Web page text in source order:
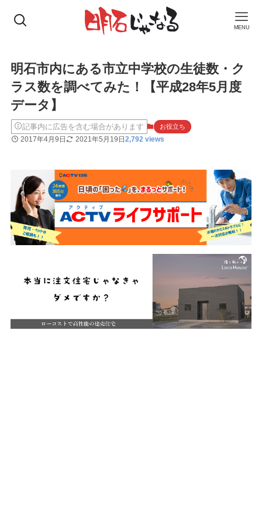
MENU
明石市内にある市立中学校の生徒数・ク
ラス数を調べてみた！【平成28年5月度
データ】
記事内に広告を含む場合があります お役立ち
2017年4月9日 2021年5月19日2,792 views